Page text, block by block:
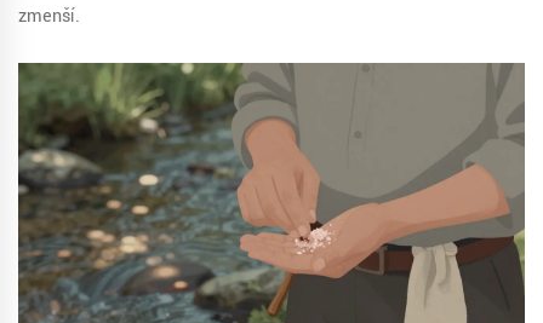
zmenší.